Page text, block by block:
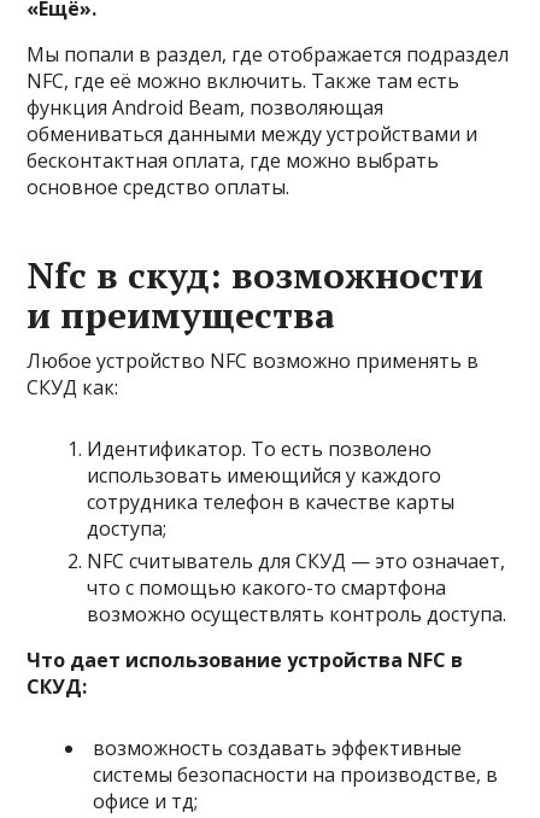
«Ещё».
Мы попали в раздел, где отображается подраздел
NFC, где её можно включить. Также там есть
функция Android Beam, позволяющая
обмениваться данными между устройствами и
бесконтактная оплата, где можно выбрать
основное средство оплаты.
Nfc в скуд: возможности
и преимущества
Любое устройство NFC возможно применять в
СКУД как:
Идентификатор. То есть позволено
использовать имеющийся у каждого
сотрудника телефон в качестве карты
доступа;
NFC считыватель для СКУД — это означает,
что с помощью какого-то смартфона
возможно осуществлять контроль доступа.
Что дает использование устройства NFC в
СКУД:
возможность создавать эффективные
системы безопасности на производстве, в
офисе и тд;